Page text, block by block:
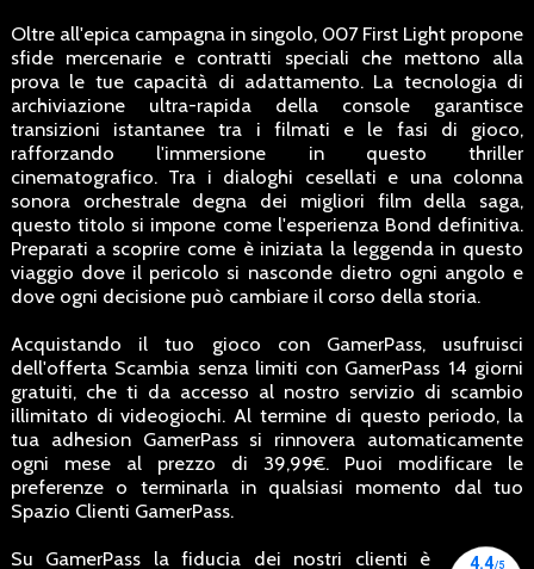
Oltre all'epica campagna in singolo, 007 First Light propone
sfide mercenarie e contratti speciali che mettono alla
prova le tue capacità di adattamento. La tecnologia di
archiviazione ultra-rapida della console garantisce
transizioni istantanee tra i filmati e le fasi di gioco,
rafforzando l'immersione in questo thriller
cinematografico. Tra i dialoghi cesellati e una colonna
sonora orchestrale degna dei migliori film della saga,
questo titolo si impone come l'esperienza Bond definitiva.
Preparati a scoprire come è iniziata la leggenda in questo
viaggio dove il pericolo si nasconde dietro ogni angolo e
dove ogni decisione può cambiare il corso della storia.
Acquistando il tuo gioco con GamerPass, usufruisci
dell'offerta Scambia senza limiti con GamerPass 14 giorni
gratuiti, che ti da accesso al nostro servizio di scambio
illimitato di videogiochi. Al termine di questo periodo, la
tua adhesion GamerPass si rinnovera automaticamente
ogni mese al prezzo di 39,99€. Puoi modificare le
preferenze o terminarla in qualsiasi momento dal tuo
Spazio Clienti GamerPass.
Su GamerPass la fiducia dei nostri clienti è